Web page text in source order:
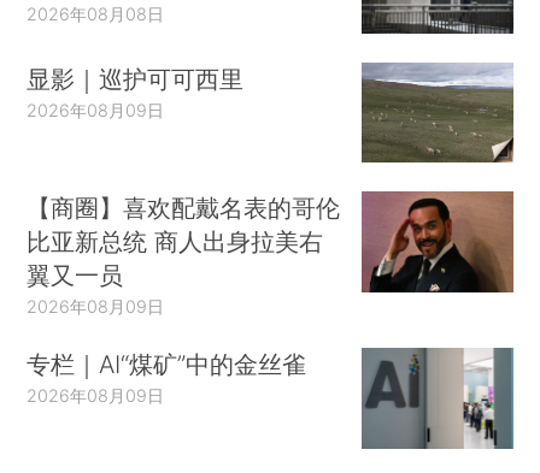
2026年08月08日
显影｜巡护可可西里
2026年08月09日
【商圈】喜欢配戴名表的哥伦
比亚新总统 商人出身拉美右
翼又一员
2026年08月09日
专栏｜AI“煤矿”中的金丝雀
2026年08月09日